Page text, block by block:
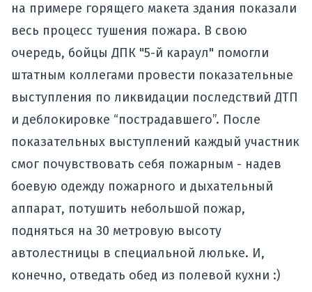
на примере горящего макета здания показали
весь процесс тушения пожара. В свою
очередь, бойцы ДПК "5-й караул" помогли
штатным коллегами провести показательные
выступления по ликвидации последствий ДТП
и деблокировке “пострадавшего”. После
показательных выступлений каждый участник
смог почувствовать себя пожарным - надев
боевую одежду пожарного и дыхательный
аппарат, потушить небольшой пожар,
подняться на 30 метровую высоту
автолестницы в специальной люльке. И,
конечно, отведать обед из полевой кухни :)